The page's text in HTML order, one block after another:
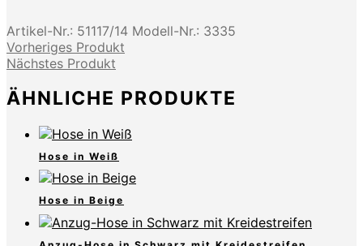
Artikel-Nr.: 51117/14 Modell-Nr.: 3335
Vorheriges Produkt
Nächstes Produkt
ÄHNLICHE PRODUKTE
Hose in Weiß
Hose in Beige